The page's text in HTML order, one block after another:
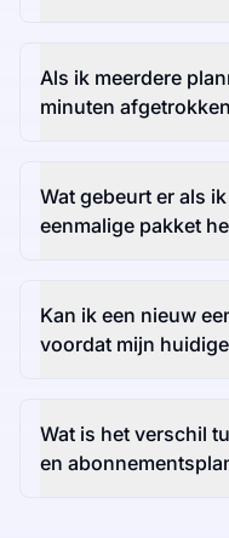
Als ik meerdere
minuten
Wat gebeurt er als
eenmalige pakket
Kan ik een nieuw
voordat mijn
Wat is het verschil
en